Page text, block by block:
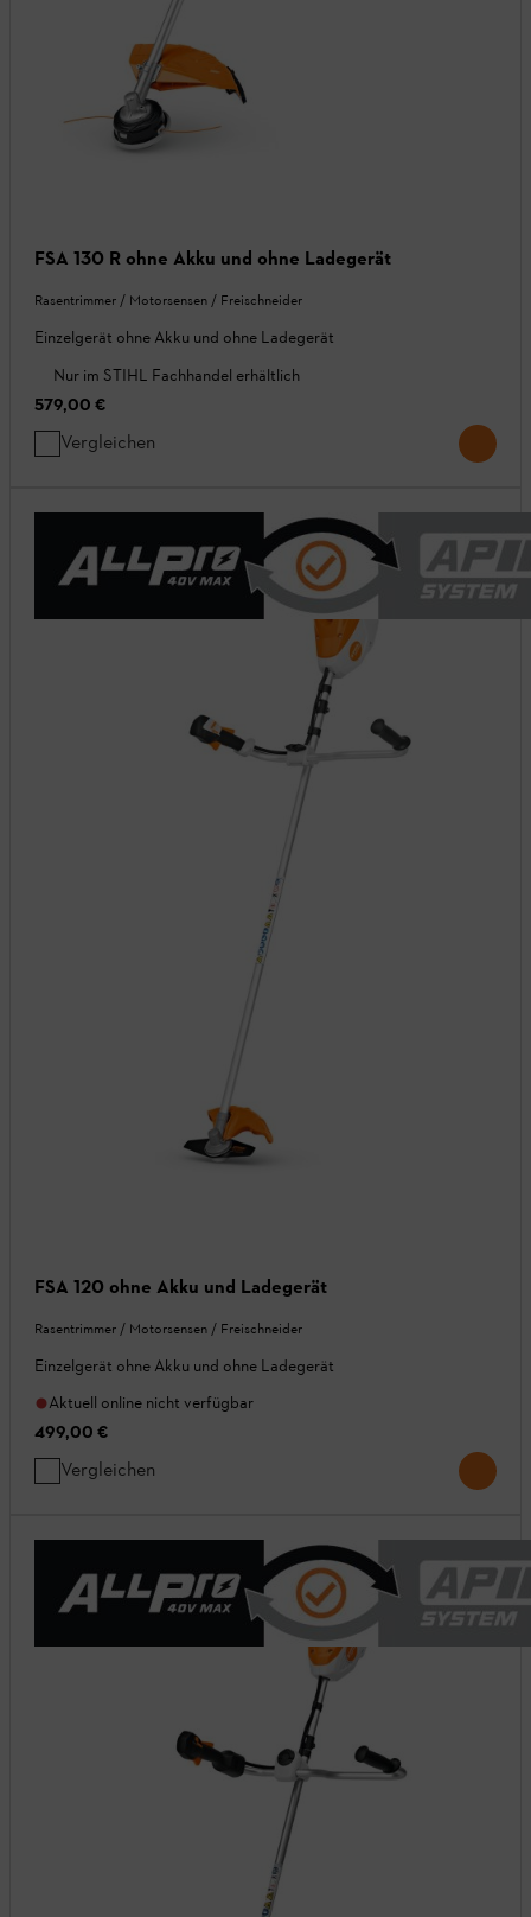
FSA 130 R ohne Akku und ohne Ladegerät
Rasentrimmer / Motorsensen / Freischneider
Einzelgerät ohne Akku und ohne Ladegerät
Nur im STIHL Fachhandel erhältlich
579,00 €
Vergleichen
FSA 120 ohne Akku und Ladegerät
Rasentrimmer / Motorsensen / Freischneider
Einzelgerät ohne Akku und ohne Ladegerät
Aktuell online nicht verfügbar
499,00 €
Vergleichen